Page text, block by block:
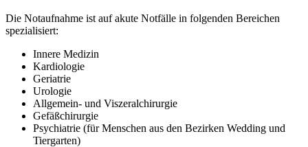
Die Notaufnahme ist auf akute Notfälle in folgenden Bereichen
spezialisiert:
Innere Medizin
Kardiologie
Geriatrie
Urologie
Allgemein- und Viszeralchirurgie
Gefäßchirurgie
Psychiatrie (für Menschen aus den Bezirken Wedding und
Tiergarten)